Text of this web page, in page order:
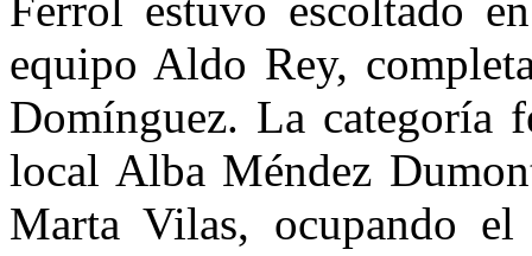
equipo Aldo Rey,
Domínguez. La categoría
local Alba Méndez
Marta Vilas, ocupando